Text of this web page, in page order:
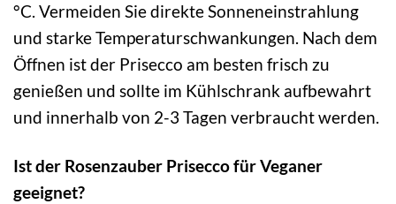
°C. Vermeiden Sie direkte Sonneneinstrahlung
und starke Temperaturschwankungen. Nach dem
Öffnen ist der Prisecco am besten frisch zu
genießen und sollte im Kühlschrank aufbewahrt
und innerhalb von 2-3 Tagen verbraucht werden.
Ist der Rosenzauber Prisecco für Veganer
geeignet?